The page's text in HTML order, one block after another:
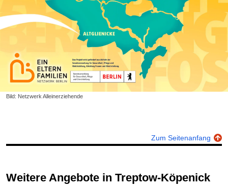
Bild: Netzwerk Alleinerziehende
Zum Seitenanfang
Weitere Angebote in Treptow-Köpenick